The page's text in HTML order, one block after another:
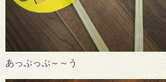
あっぷっぷ～～う